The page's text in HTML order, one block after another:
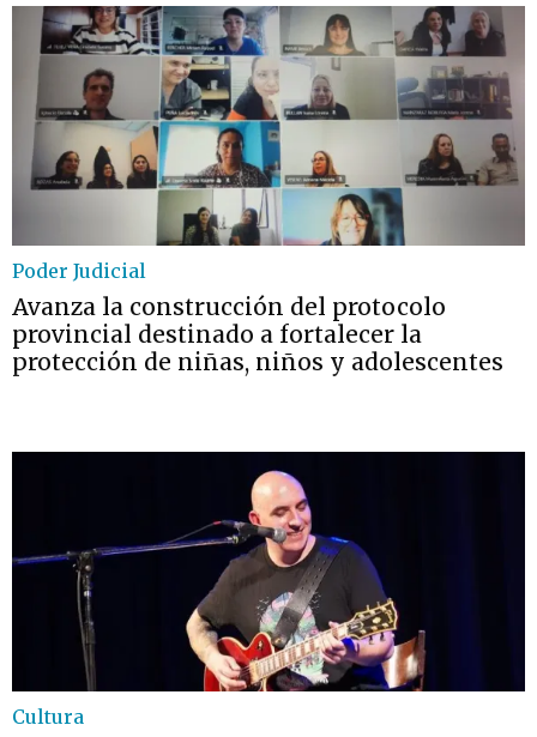
Poder Judicial
Avanza la construcción del protocolo
provincial destinado a fortalecer la
protección de niñas, niños y adolescentes
Cultura